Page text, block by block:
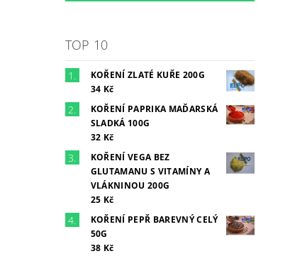
TOP 10
KOŘENÍ ZLATÉ KUŘE 200G
34 Kč
KOŘENÍ PAPRIKA MAĎARSKÁ
SLADKÁ 100G
32 Kč
KOŘENÍ VEGA BEZ
GLUTAMANU S VITAMÍNY A
VLÁKNINOU 200G
25 Kč
KOŘENÍ PEPŘ BAREVNÝ CELÝ
50G
38 Kč